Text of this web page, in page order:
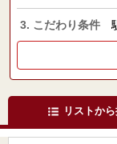
3. こだわり条件
リストか